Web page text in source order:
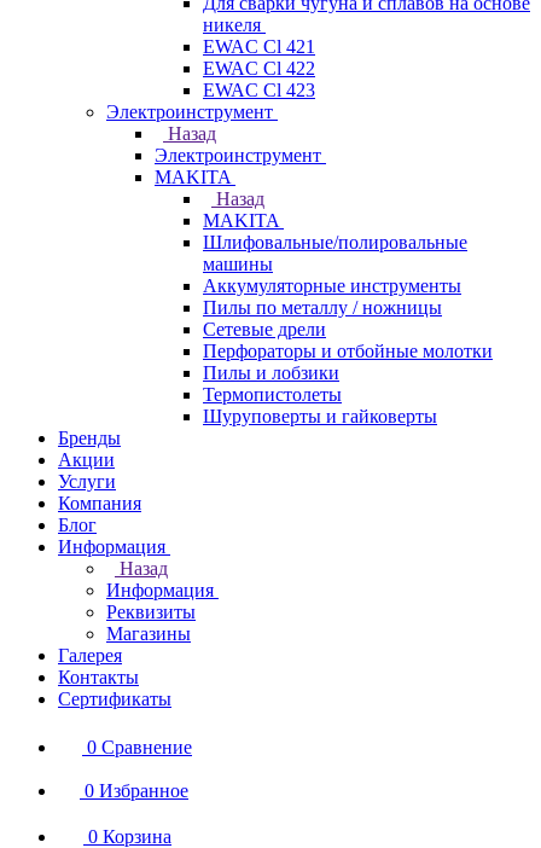
никеля
EWAC Cl 421
EWAC Cl 422
EWAC Cl 423
Электроинструмент
Назад
Электроинструмент
МAKITA
Назад
МAKITA
Шлифовальные/полировальные
машины
Аккумуляторные инструменты
Пилы по металлу / ножницы
Сетевые дрели
Перфораторы и отбойные молотки
Пилы и лобзики
Термопистолеты
Шуруповерты и гайковерты
Бренды
Акции
Услуги
Компания
Блог
Информация
Назад
Информация
Реквизиты
Магазины
Галерея
Контакты
Сертификаты
0 Сравнение
0 Избранное
0 Корзина